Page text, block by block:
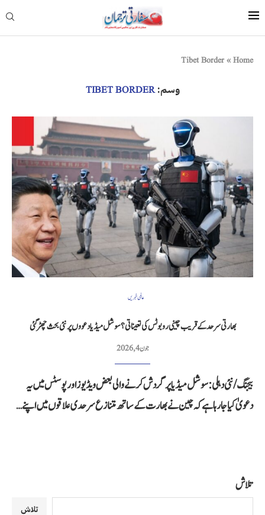
Home
»
Tibet Border
وسم:TIBET BORDER
عالمی خبریں
بھارتی سرحد کے قریب چینی روبوٹس کی تعیناتی؟ سوشل میڈیا دعووں پر نئی بحث چھڑ گئی
جون 4, 2026
بیجنگ/نئی دہلی: سوشل میڈیا پر گردش کرنے والی بعض ویڈیوز اور پوسٹس میں یہ
دعویٰ کیا جا رہا ہے کہ چین نے بھارت کے ساتھ متنازع سرحدی علاقوں میں اپنے…
تلاش
تلاش